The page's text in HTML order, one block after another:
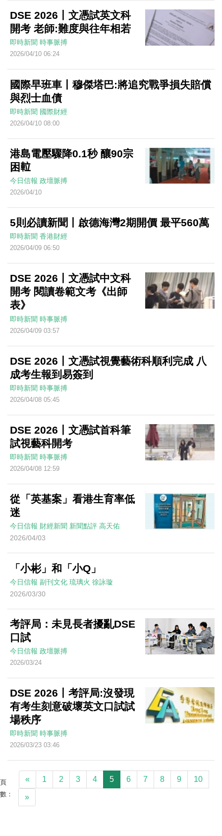
DSE 2026丨文憑試英文科
開考 老師:難度與往年相若
即時新聞 時事脈搏
2026/04/10 06:24
國際早班車丨穆傑塔巴:將追究戰爭損失賠償
與烈士血債
即時新聞 國際財經
2026/04/10 08:00
港島電壓驟降0.1秒 釀90宗
困𨋢
今日信報 政壇脈搏
2026/04/10
5則必讀新聞丨啟德海灣2期開價 最平560萬
即時新聞 香港財經
2026/04/09 06:50
DSE 2026丨文憑試中文科
開考 閱讀卷範文考《出師
表》
即時新聞 時事脈搏
2026/04/09 03:57
DSE 2026丨文憑試視覺藝術科順利完成 八
成考生報到易簽到
即時新聞 時事脈搏
2026/04/08 05:45
DSE 2026丨文憑試首科筆
試視藝科開考
即時新聞 時事脈搏
2026/04/08 12:59
從「英基案」看港生育率低
迷
今日信報 財經新聞 新聞點評 高天佑
2026/04/03
「小彬」和「小Q」
今日信報 副刊文化 琉璃火 徐詠璇
2026/03/30
考評局：未見長者擾亂DSE
口試
今日信報 政壇脈搏
2026/03/24
DSE 2026丨考評局:沒發現
有考生刻意破壞英文口試試
場秩序
即時新聞 時事脈搏
2026/03/23 03:46
頁
數：
« 1 2 3 4 5 6 7 8 9 10
»